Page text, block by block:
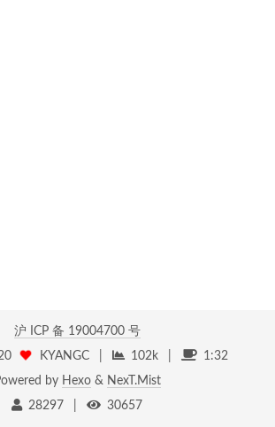
沪 ICP 备 19004700 号
KYANGC 102k
1:32
by Hexo& NexT.Mist
28297
30657